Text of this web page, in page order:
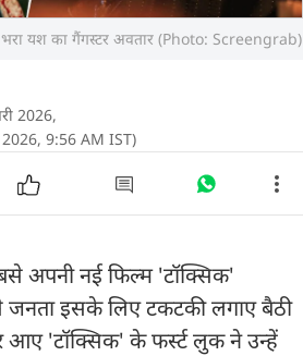
यश का गैंगस्टर अवतार (Photo: Screengrab)
2026,
9:56 AM IST)
अपनी नई फिल्म 'टॉक्सिक'
जनता इसके लिए टकटकी लगाए बैठी
आए 'टॉक्सिक' के फर्स्ट लुक ने उन्हें